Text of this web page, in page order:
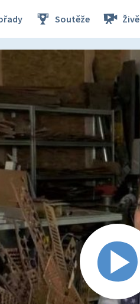
Soutěže Živě